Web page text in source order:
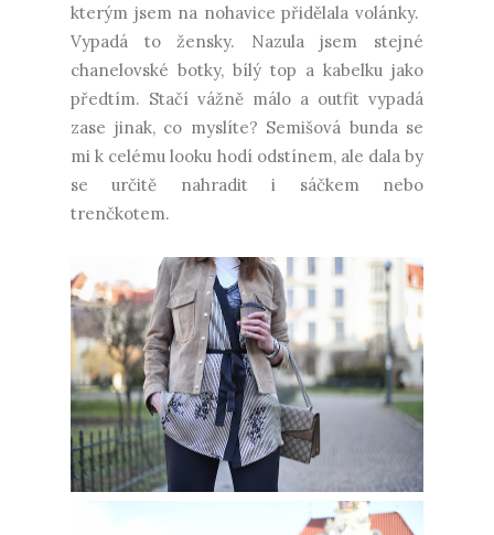
kterým jsem na nohavice přidělala volánky.
Vypadá to žensky. Nazula jsem stejné
chanelovské botky, bílý top a kabelku jako
předtím. Stačí vážně málo a outfit vypadá
zase jinak, co myslíte? Semišová bunda se
mi k celému looku hodí odstínem, ale dala by
se určitě nahradit i sáčkem nebo
trenčkotem.